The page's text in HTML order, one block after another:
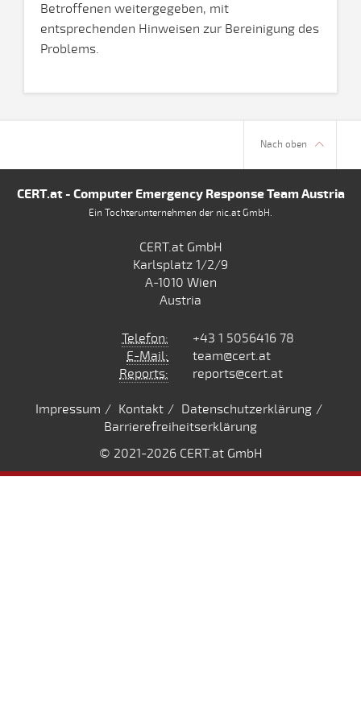
Betroffenen weitergegeben, mit
entsprechenden Hinweisen zur Bereinigung des
Problems.
Nach oben
CERT.at - Computer Emergency Response Team Austria
Ein Tochterunternehmen der nic.at GmbH.
CERT.at GmbH
Karlsplatz 1/2/9
A-1010 Wien
Austria
Telefon:
+43 1 5056416 78
E-Mail:
team@cert.at
Reports:
reports@cert.at
Impressum Kontakt
Datenschutzerklärung
Barrierefreiheitserklärung
© 2021-2026 CERT.at GmbH